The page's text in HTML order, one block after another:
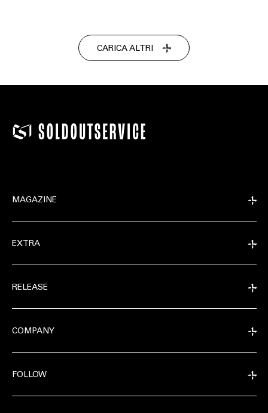
CARICA ALTRI
MAGAZINE
EXTRA
RELEASE
COMPANY
FOLLOW